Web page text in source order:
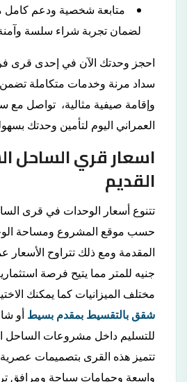
متابعة شخصية ودعم كامل
لضمان تجربة شراء سلسة
احجز وحدتك الآن في إحدى قرى
سداد مرنة وخدمات متكاملة تضمن
وإقامة صيفية مثالية، تواصل مع
العمراني اليوم لتأمين وحدتك
اسعار قري الساحل
القديم
تتنوع أسعار الوحدات في قرى
حسب موقع المشروع ومساحة
جنيه للمتر مما يتيح فرصة
مختلف الميزانيات كما يمكنك
شقق بالتقسيط بمقدم بسيط أو
للتسليم داخل مشروعات الساحل
تتميز هذه القرى بتصميمات
واسعة وحمامات سباحة ومرافق